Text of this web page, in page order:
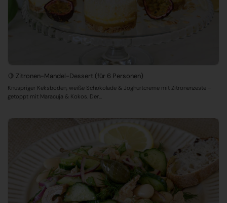
🍋 Zitronen-Mandel-Dessert (für 6 Personen)
Knuspriger Keksboden, weiße Schokolade & Joghurtcreme mit Zitronenzeste –
getoppt mit Maracuja & Kokos. Der...